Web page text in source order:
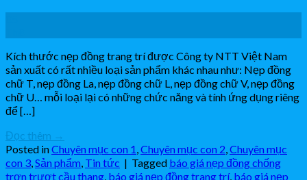
Kích thước nẹp đồng trang trí được Công ty NTT Việt Nam
sản xuất có rất nhiều loại sản phẩm khác nhau như: Nẹp đồng
chữ T, nẹp đồng La, nẹp đồng chữ L, nẹp đồng chữ V, nẹp đồng
chữ U… mỗi loại lại có những chức năng và tính ứng dụng riêng
để […]
Đọc thêm →
Posted inChuyên mục con 1 Chuyên mục con 2 Chuyên mục
con 3 Sản phẩm Tin tức | Tagged báo giá nẹp đồng chống
trơn trượt cầu thang báo giá nẹp đồng trang trí, báo giá nẹp